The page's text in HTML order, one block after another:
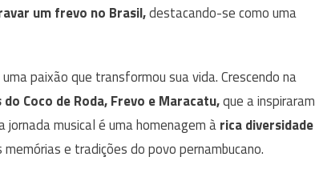
um frevo no Brasil,destacando-se como uma
paixão que transformou sua vida. Crescendo na
Coco de Roda, Frevo e Maracatu,que a inspiraram
musical é uma homenagem àrica diversidade
e tradições do povo pernambucano.